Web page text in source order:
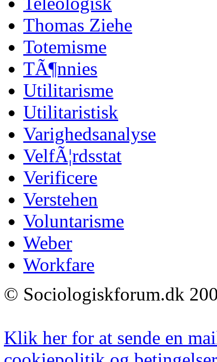
Thomas Ziehe
Totemisme
TÃ¶nnies
Utilitarisme
Utilitaristisk
Varighedsanalyse
VelfÃ¦rdsstat
Verificere
Verstehen
Voluntarisme
Weber
Workfare
© Sociologiskforum.dk
Klik her for at sende en